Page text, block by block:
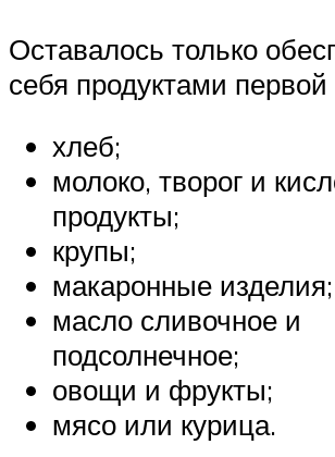
Оставалось только
себя продуктами
хлеб;
молоко, творог и
продукты;
крупы;
макаронные изделия;
масло сливочное и
подсолнечное;
овощи и фрукты;
мясо или курица.